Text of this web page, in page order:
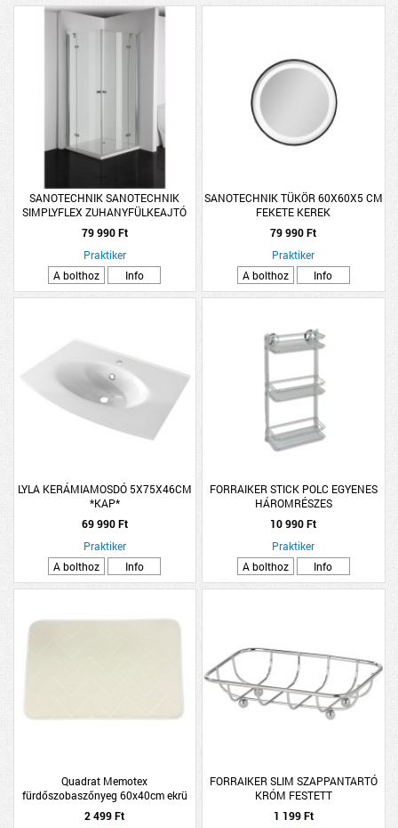
SANOTECHNIK SANOTECHNIK
SIMPLYFLEX ZUHANYFÜLKEAJTÓ
80X195CM 5MM VÍZTISZTA, KRÓM
PROFIL, NYÍLÓ
79 990 Ft
Praktiker
A bolthoz
Info
SANOTECHNIK TÜKÖR 60X60X5 CM
FEKETE KEREK
79 990 Ft
Praktiker
A bolthoz
Info
LYLA KERÁMIAMOSDÓ 5X75X46CM
*KAP*
69 990 Ft
Praktiker
A bolthoz
Info
FORRAIKER STICK POLC EGYENES
HÁROMRÉSZES
10 990 Ft
Praktiker
A bolthoz
Info
Quadrat Memotex
fürdőszobaszőnyeg 60x40cm ekrü
latex csúszásgátlós
2 499 Ft
FORRAIKER SLIM SZAPPANTARTÓ
KRÓM FESTETT
1 199 Ft